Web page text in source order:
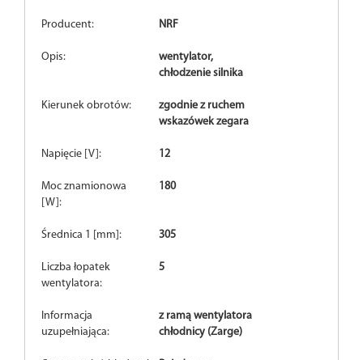
Producent: NRF
Opis:
wentylator,
chłodzenie silnika
Kierunek obrotów:
zgodnie z ruchem
wskazówek zegara
Napięcie [V]: 12
Moc znamionowa
[W]:
180
Średnica 1 [mm]: 305
Liczba łopatek
wentylatora:
5
Informacja
uzupełniająca:
z ramą wentylatora
chłodnicy (Zarge)